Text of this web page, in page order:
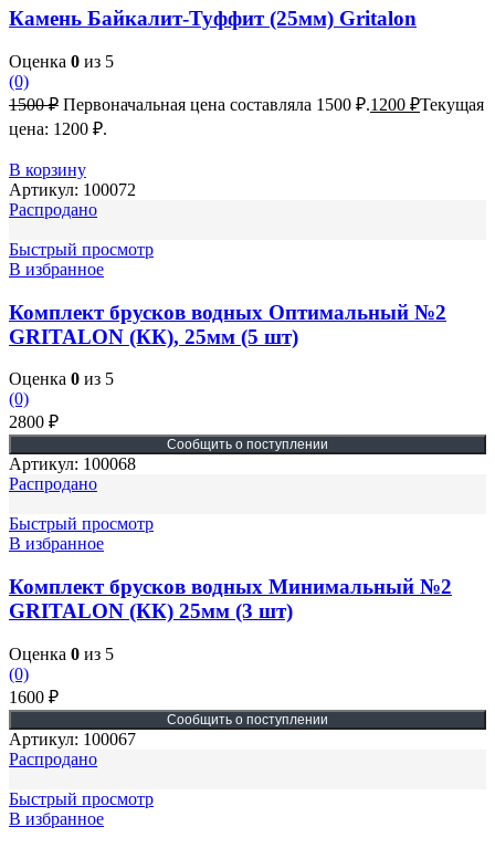
Камень Байкалит-Туффит (25мм) Gritalon
Оценка 0 из 5
(0)
1500₽ Первоначальная цена составляла 1500 ₽.1200 ₽Текущая
цена: 1200 ₽.
В корзину
Артикул: 100072
Распродано
Быстрый просмотр
В избранное
Комплект брусков водных Оптимальный №2
GRITALON (КК), 25мм (5 шт)
Оценка 0 из 5
(0)
2800 ₽
Артикул: 100068
Распродано
Быстрый просмотр
В избранное
Комплект брусков водных Минимальный №2
GRITALON (КК) 25мм (3 шт)
Оценка 0 из 5
(0)
1600 ₽
Артикул: 100067
Распродано
Быстрый просмотр
В избранное